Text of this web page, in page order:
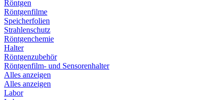
Röntgen
Röntgenfilme
Speicherfolien
Strahlenschutz
Röntgenchemie
Halter
Röntgenzubehör
Röntgenfilm- und Sensorenhalter
Alles anzeigen
Alles anzeigen
Labor